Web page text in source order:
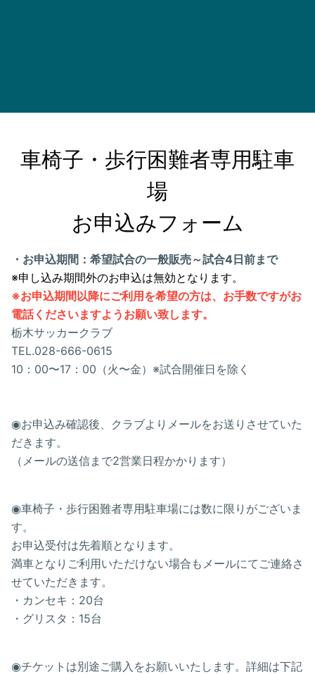
車椅子・歩行困難者専用駐車
場
お申込みフォーム
・お申込期間：希望試合の一般販売～試合4日前まで
※申し込み期間外のお申込は無効となります。
※お申込期間以降にご利用を希望の方は、お手数ですがお
電話くださいますようお願い致します。
栃木サッカークラブ
TEL.028-666-0615
10：00〜17：00（火〜金）※試合開催日を除く
◉お申込み確認後、クラブよりメールをお送りさせていた
だきます。
（メールの送信まで2営業日程かかります）
◉車椅子・歩行困難者専用駐車場には数に限りがございま
す。
お申込受付は先着順となります。
満車となりご利用いただけない場合もメールにてご連絡さ
せていただきます。
・カンセキ：20台
・グリスタ：15台
◉チケットは別途ご購入をお願いいたします。詳細は下記